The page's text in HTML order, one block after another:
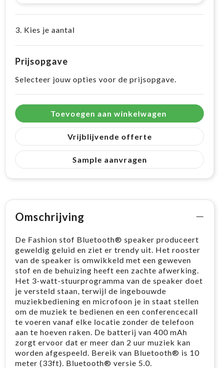
3. Kies je aantal
Prijsopgave
Selecteer jouw opties voor de prijsopgave.
Toevoegen aan winkelwagen
Vrijblijvende offerte
Sample aanvragen
Omschrijving
De Fashion stof Bluetooth® speaker produceert
geweldig geluid en ziet er trendy uit. Het rooster
van de speaker is omwikkeld met een geweven
stof en de behuizing heeft een zachte afwerking.
Het 3-watt-stuurprogramma van de speaker doet
je versteld staan, terwijl de ingebouwde
muziekbediening en microfoon je in staat stellen
om de muziek te bedienen en een conferencecall
te voeren vanaf elke locatie zonder de telefoon
aan te hoeven raken. De batterij van 400 mAh
zorgt ervoor dat er meer dan 2 uur muziek kan
worden afgespeeld. Bereik van Bluetooth® is 10
meter (33ft). Bluetooth® versie 5.0.